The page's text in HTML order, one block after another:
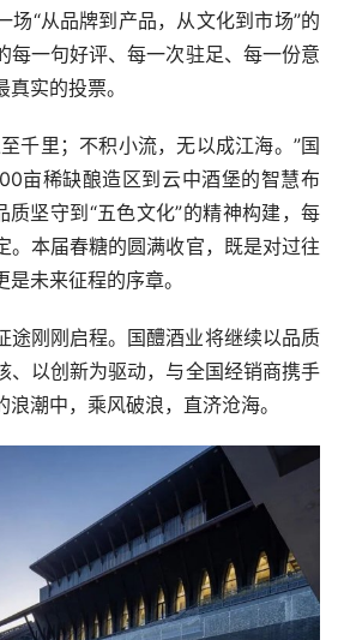
场“从品牌到产品，从文化到市场”的
每一句好评、每一次驻足、每一份意
实的投票。
千里；不积小流，无以成江海。”国
亩稀缺酿造区到云中酒堡的智慧布
质坚守到“五色文化”的精神构建，每
。本届春糖的圆满收官，既是对过往
未来征程的序章。
途刚刚启程。国醴酒业将继续以品质
、以创新为驱动，与全国经销商携手
潮中，乘风破浪，直济沧海。